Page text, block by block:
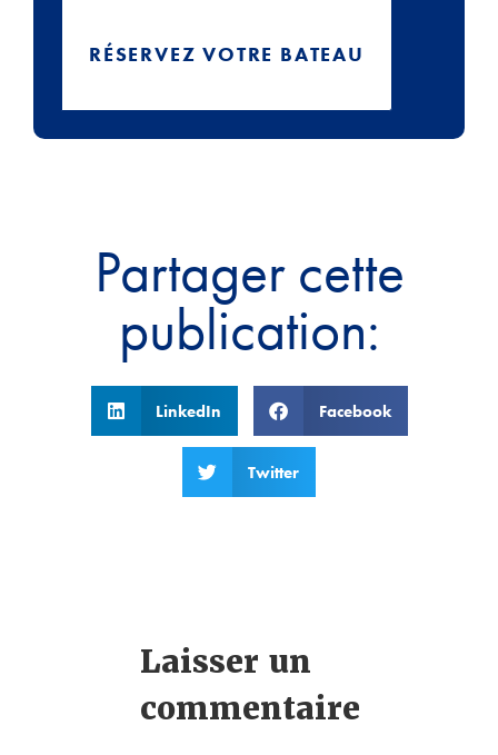
RÉSERVEZ VOTRE BATEAU
Partager cette
publication:
LinkedIn Facebook
Twitter
Laisser un
commentaire